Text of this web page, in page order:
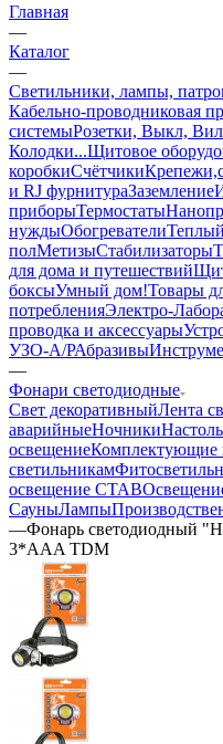
Главная
—
Каталог
—
Светильники, лампы,
Кабельно-проводниковая
системыРозетки, Выкл,
Колодки...Щитовое
коробкиСчётчики
и RJ фурнитураЗаземление
приборыТермостаты
нуждыОбогревателиТеплый
полМетизыСтабилизаторы
для дома и путешествий
боксыУмный дом!Товары
потребленияЭлектро-
проводка и аксессуары
УЗО-А/РАбразивы
—
Фонари светодиодные
Свет декоративныйЛента
аварийныеНочники
освещениеКомплектующие
светильникам
освещение СТАВ
СауныЛампы
—Фонарь светодиодный
3*AAA TDM